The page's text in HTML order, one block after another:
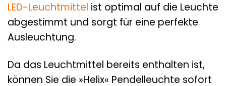
LED-Leuchtmittel ist optimal auf die Leuchte
abgestimmt und sorgt für eine perfekte
Ausleuchtung.
Da das Leuchtmittel bereits enthalten ist,
können Sie die »Helix« Pendelleuchte sofort